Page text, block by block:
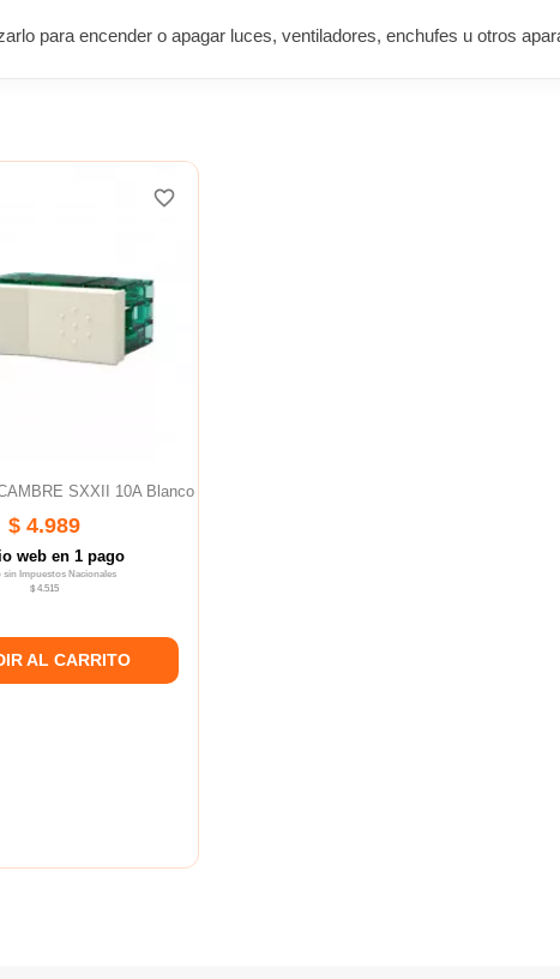
para encender o apagar luces, ventiladores, enchufes u otros
SXXII 10A Blanco
$ 4.989
web en 1 pago
sin Impuestos Nacionales
$ 4.515
AL CARRITO
favorite_border